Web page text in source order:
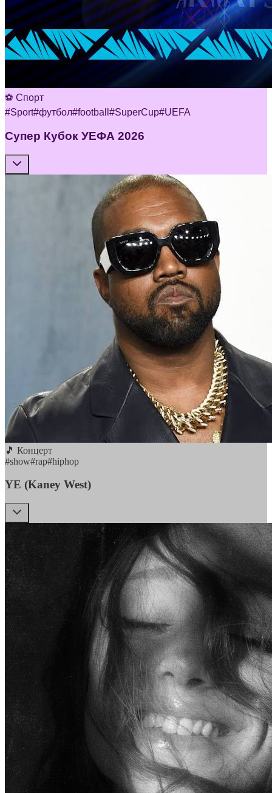
⚽ Спорт
#Sport#футбол#football #SuperCup#UEFA
Супер Кубок УЕФА 2026
🎵 Концерт
#show#rap#hiphop
YE (Kaney West)